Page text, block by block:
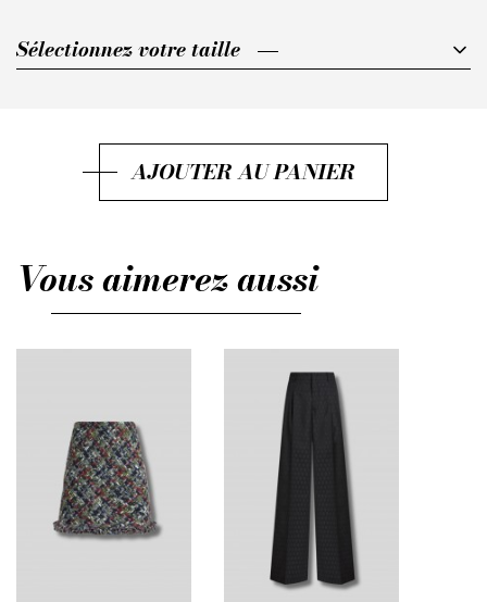
Sélectionnez votre taille
Sélectionnez votre taille
AJOUTER AU PANIER
Vous aimerez aussi